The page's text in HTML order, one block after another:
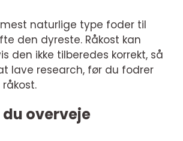
naturlige type foder til
den dyreste. Råkost kan
den ikke tilberedes korrekt, så
lave research, før du fodrer
overveje